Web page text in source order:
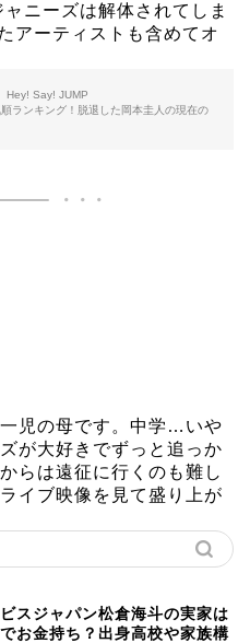
ニーズは解体されてしま
アーティストも含めてオ
Hey! Say! JUMP
ランキング！脱退した岡本圭人の現在の
児の母です。中学…いや
が大好きでずっと追っか
らは遠征に行くのも難し
イブ映像を見て盛り上が
ビスジャパン松倉海斗の実家は
お金持ち？出身高校や家族構